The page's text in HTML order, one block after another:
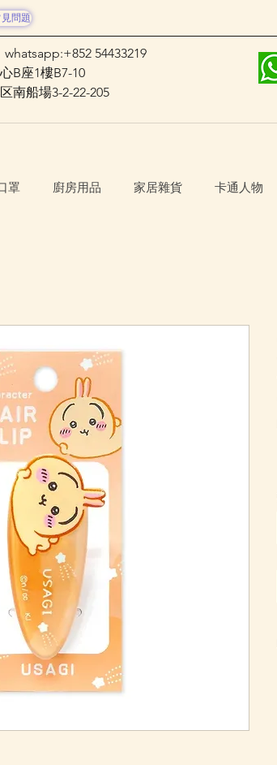
問題
whatsapp:+852 54433219
B座1樓B7-10
南船場3-2-22-205
罩 廚房用品 家居雜貨 卡通人物